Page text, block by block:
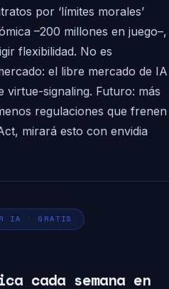
por ‘límites morales’
–200 millones en juego–,
flexibilidad. No es
el libre mercado de IA
signaling. Futuro: más
regulaciones que frenen
mirará esto con envidia
IA · GRATIS
cada semana en